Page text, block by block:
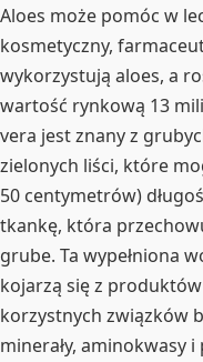
Aloes może pomóc w
kosmetyczny,
wykorzystują aloes, a
wartość rynkową 13
vera jest znany z
zielonych liści, które
50 centymetrów)
tkankę, która
grube. Ta wypełniona
kojarzą się z
korzystnych związków
minerały, aminokwasy